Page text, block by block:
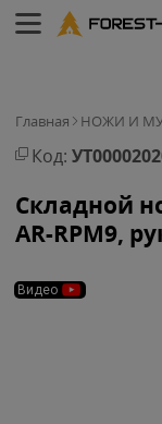
Главная НОЖИ И
Код:
Складной
AR-RPM9,
Видео